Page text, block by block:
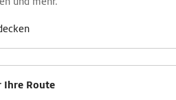
Ihre Route